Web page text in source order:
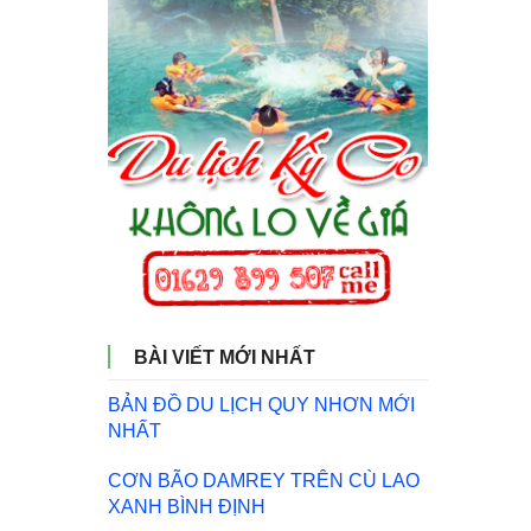
BÀI VIẾT MỚI NHẤT
BẢN ĐỒ DU LỊCH QUY NHƠN MỚI
NHẤT
CƠN BÃO DAMREY TRÊN CÙ LAO
XANH BÌNH ĐỊNH